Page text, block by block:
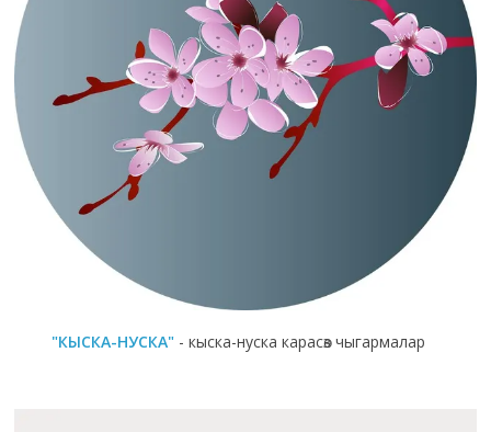
"КЫСКА-НУСКА" - кыска-нуска карасөз чыгармалар